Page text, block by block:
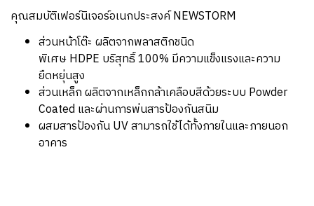
คุณสมบัติเฟอร์นิเจอร์อเนกประสงค์ NEWSTORM
ส่วนหน้าโต๊ะ ผลิตจากพลาสติกชนิด
พิเศษ HDPE บริสุทธิ์ 100% มีความแข็งแรงและความ
ยืดหยุ่นสูง
ส่วนเหล็ก ผลิตจากเหล็กกล้าเคลือบสีด้วยระบบ Powder
Coated และผ่านการพ่นสารป้องกันสนิม
ผสมสารป้องกัน UV สามารถใช้ได้ทั้งภายในและภายนอก
อาคาร